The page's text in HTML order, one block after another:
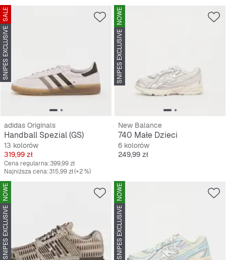
SALE
SNIPES EXCLUSIVE
adidas Originals
Handball Spezial (GS)
13 kolorów
Cena
319,99 zł
Cena regularna:399,99 zł
Najniższa cena:315,99 zł(+2 %)
NOWE
SNIPES EXCLUSIVE
New Balance
740 Małe Dzieci
6 kolorów
Cena
249,99 zł
NOWE
SNIPES EXCLUSIVE
NOWE
SNIPES EXCLUSIVE